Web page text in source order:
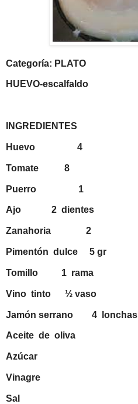
Categoría: PLATO
HUEVO-escalfaldo
INGREDIENTES
Huevo 4
Tomate 8
Puerro 1
Ajo 2 dientes
Zanahoria 2
Pimentón dulce 5 gr
Tomillo 1 rama
Vino tinto ½ vaso
Jamón serrano 4 lonchas
Aceite de oliva
Azúcar
Vinagre
Sal